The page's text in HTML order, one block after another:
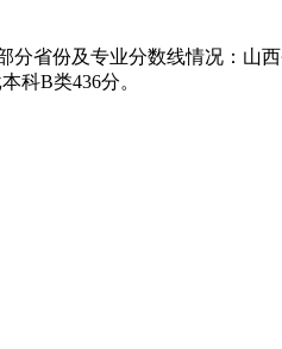
省份及专业分数线情况：山
科B类436分。